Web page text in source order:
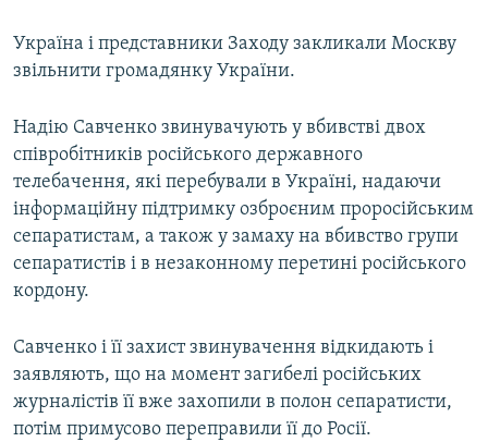
Україна і представники Заходу закликали Москву
звільнити громадянку України.
Надію Савченко звинувачують у вбивстві двох
співробітників російського державного
телебачення, які перебували в Україні, надаючи
інформаційну підтримку озброєним проросійським
сепаратистам, а також у замаху на вбивство групи
сепаратистів і в незаконному перетині російського
кордону.
Савченко і її захист звинувачення відкидають і
заявляють, що на момент загибелі російських
журналістів її вже захопили в полон сепаратисти,
потім примусово переправили її до Росії.